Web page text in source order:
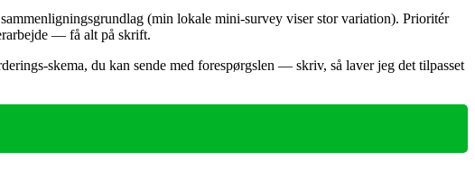
(min lokale mini‑survey viser stor variation). Prioritér
— få alt på skrift.
du kan sende med forespørgslen — skriv, så laver jeg det tilpasset